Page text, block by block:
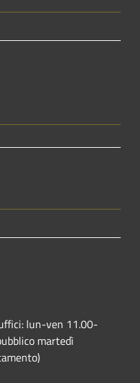
lun-ven 11.00-
martedì